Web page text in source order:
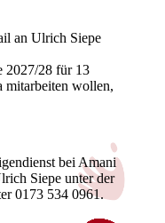
an Ulrich Siepe
2027/28 für 13
mitarbeiten wollen,
bei Amani
Siepe unter der
0173 534 0961.